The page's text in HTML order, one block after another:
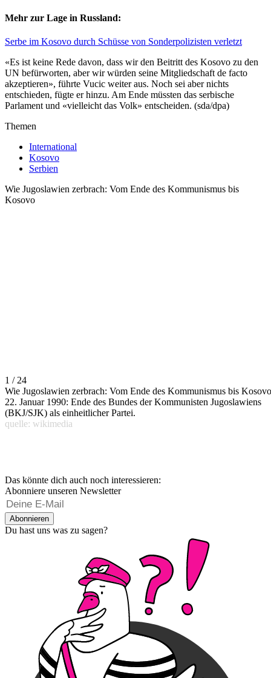
Mehr zur Lage in Russland:
Serbe im Kosovo durch Schüsse von Sonderpolizisten verletzt
«Es ist keine Rede davon, dass wir den Beitritt des Kosovo zu den
UN befürworten, aber wir würden seine Mitgliedschaft de facto
akzeptieren», führte Vucic weiter aus. Noch sei aber nichts
entschieden, fügte er hinzu. Am Ende müssten das serbische
Parlament und «vielleicht das Volk» entscheiden. (sda/dpa)
Themen
International
Kosovo
Serbien
Wie Jugoslawien zerbrach: Vom Ende des Kommunismus bis
Kosovo
1 / 24
Wie Jugoslawien zerbrach: Vom Ende des Kommunismus bis Kosovo
22. Januar 1990: Ende des Bundes der Kommunisten Jugoslawiens
(BKJ/SJK) als einheitlicher Partei.
quelle: wikimedia
Das könnte dich auch noch interessieren:
Abonniere unseren Newsletter
Abonnieren
Du hast uns was zu sagen?